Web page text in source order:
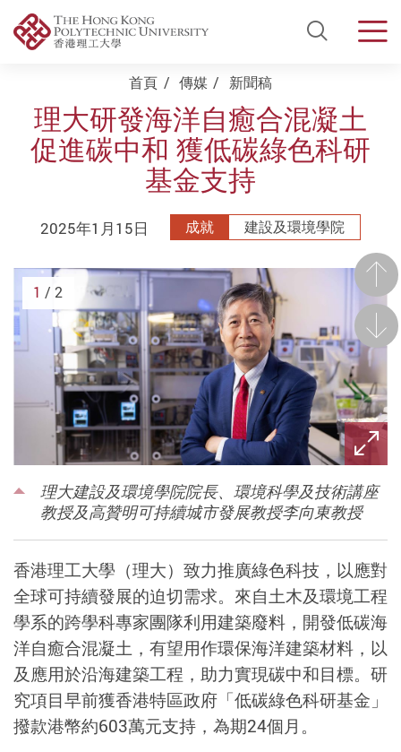
Open
Start main content首頁 傳媒 新聞稿
理大研發海洋自癒合混凝土
促進碳中和 獲低碳綠色科研
基金支持
2025年1月15日 成就 建設及環境學院
前
理大建設及環境學院院長、環境科學及技術講座
教授及高贊明可持續城市發展教授李向東教授
後一
1 / 2
香港理工大學（理大）致力推廣綠色科技，以應對
全球可持續發展的迫切需求。來自土木及環境工程
學系的跨學科專家團隊利用建築廢料，開發低碳海
洋自癒合混凝土，有望用作環保海洋建築材料，以
及應用於沿海建築工程，助力實現碳中和目標。研
究項目早前獲香港特區政府「低碳綠色科研基金」
撥款港幣約603萬元支持，為期24個月。